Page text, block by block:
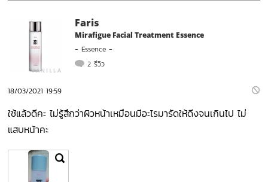
Faris
Mirafigue Facial Treatment Essence
-Essence -
2 รีวิว
18/03/2021 19:59
ใช้แล้วดีคะ ไม่รู้สึกว่าผิวหน้าเหมือนมีอะไรมารัดให้ดีงจนเกินไป ไม่
แสบหน้าคะ